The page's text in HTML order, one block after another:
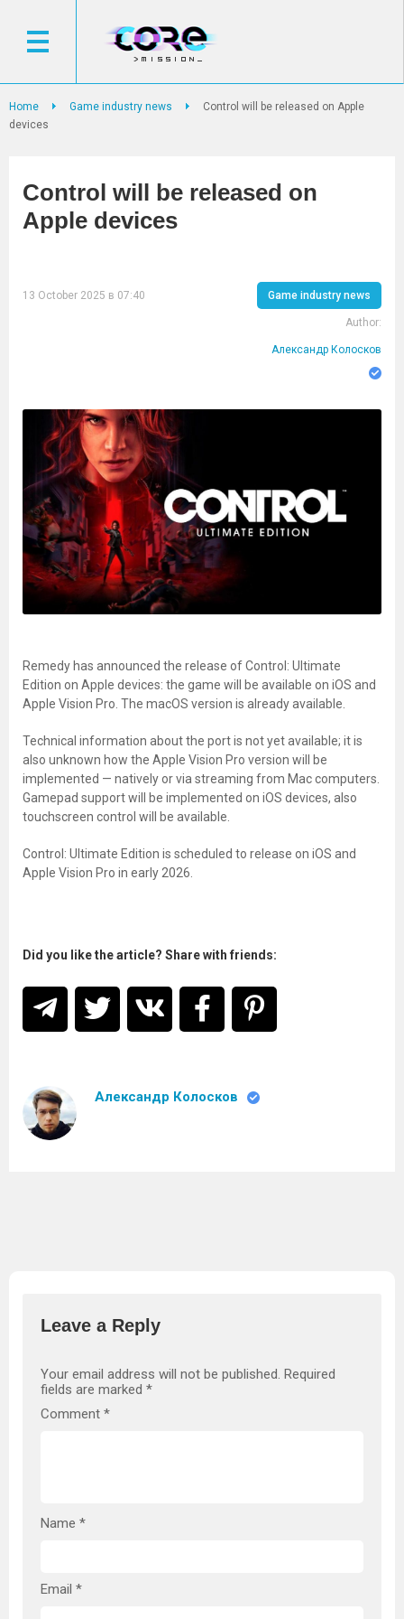
Home Game industry news
Control will be released on Apple
devices
Control will be released on
Apple devices
13 October 2025 в 07:40 Game industry news
Author:
Александр Колосков
Remedy has announced the release of Control: Ultimate
Edition on Apple devices: the game will be available on iOS and
Apple Vision Pro. The macOS version is already available.
Technical information about the port is not yet available; it is
also unknown how the Apple Vision Pro version will be
implemented — natively or via streaming from Mac computers.
Gamepad support will be implemented on iOS devices, also
touchscreen control will be available.
Control: Ultimate Edition is scheduled to release on iOS and
Apple Vision Pro in early 2026.
Did you like the article? Share with friends:
Александр Колосков
Leave a Reply
Your email address will not be published. Required
fields are marked *
Comment *
Name *
Email *